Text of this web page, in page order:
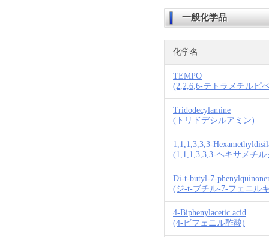
一般化学品
化学名
TEMPO
(2,2,6,6-テトラメチルピ
Tridodecylamine
(トリドデシルアミン)
1,1,1,3,3,3-
(1,1,1,3,3,3-ヘキサメチ
Di-t-butyl-7-
(ジ-t-ブチル-7-フェニル
4-Biphenylacetic acid
(4-ビフェニル酢酸)